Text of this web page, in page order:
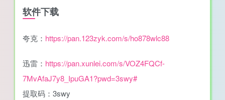
软件下载
夸克： https://pan.123zyk.com/s/ho878wlc88
迅雷： https://pan.xunlei.com/s/VOZ4FQCf-
7MvAfaJ7y8_IpuGA1?pwd=3swy#
提取码：3swy